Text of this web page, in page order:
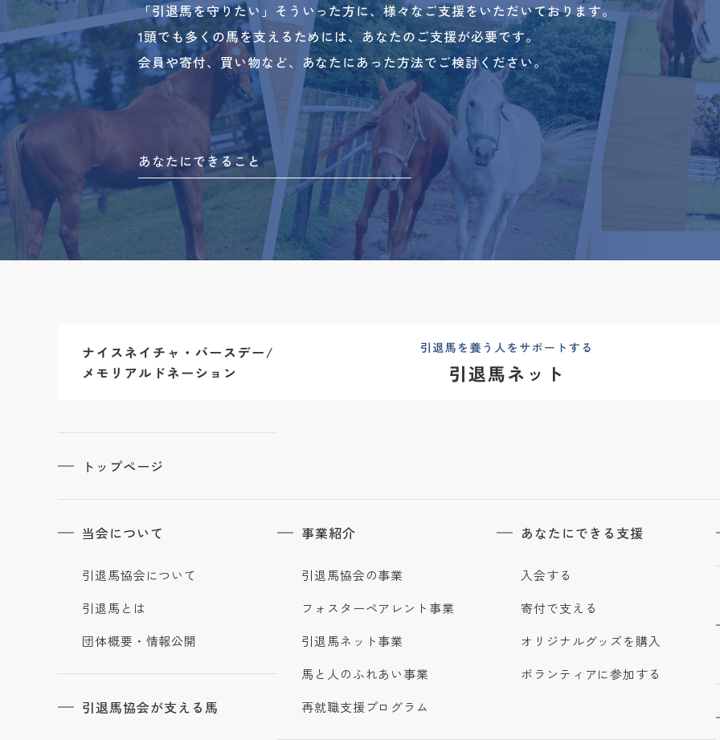
「引退馬を守りたい」そういった方に、様々なご支援をいただいております。
1頭でも多くの馬を支えるためには、あなたのご支援が必要です。
会員や寄付、買い物など、あなたにあった方法でご検討ください。
あなたにできること
トップページ
当会について
引退馬協会について
引退馬とは
団体概要・情報公開
引退馬協会が支える馬
事業紹介
引退馬協会の事業
フォスターペアレント事業
引退馬ネット事業
馬と人のふれあい事業
再就職支援プログラム
あなたにできる支援
入会する
寄付で支える
オリジナルグッズを購入
ボランティアに参加する